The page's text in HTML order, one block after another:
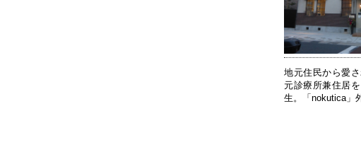
地元住民から愛
元診療所兼住居
生。「nokutica」